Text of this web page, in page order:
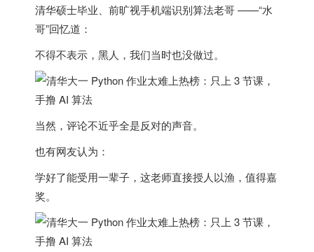
清华硕士毕业、前旷视手机端识别算法老哥 ——“水
哥”回忆道：
不得不表示，黑人，我们当时也没做过。
当然，评论不近乎全是反对的声音。
也有网友认为：
学好了能受用一辈子，这老师直接授人以渔，值得嘉
奖。